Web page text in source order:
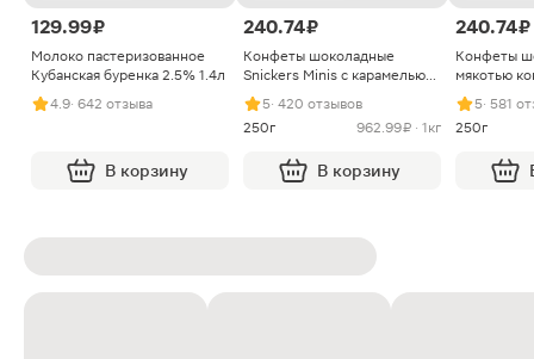
129.99 ₽
Молоко пастеризованное
Кубанская буренка 2.5% 1.4л
4.9· 642 отзыва
В корзину
240.74 ₽
Конфеты шоколадные
Snickers Minis с карамелью
арахисом и нугой
5· 420 отзывов
250г
962.99 ₽ · 1кг
В корзину
240.74 ₽
Конфеты
мякотью
5· 581
250г